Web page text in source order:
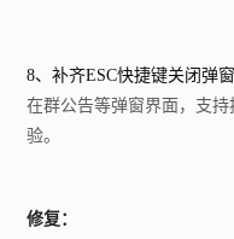
8、补齐ESC快捷键关闭弹
在群公告等弹窗界面，支
验。
修复：